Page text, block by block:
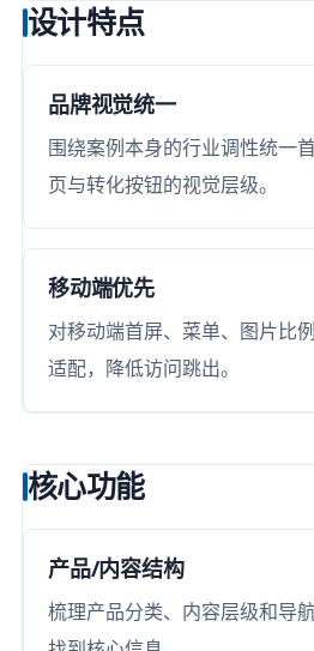
设计特点
品牌视觉统一
围绕案例本身的行业调性统一
页与转化按钮的视觉层级。
移动端优先
对移动端首屏、菜单、图片比
适配，降低访问跳出。
核心功能
产品/内容结构
梳理产品分类、内容层级和导